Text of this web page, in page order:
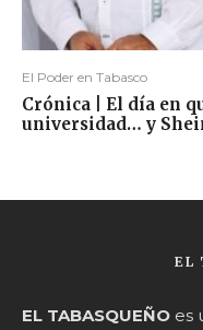
El Poder en Tabasco
Crónica | El día en
universidad… y
EL
EL TABASQUEÑO es